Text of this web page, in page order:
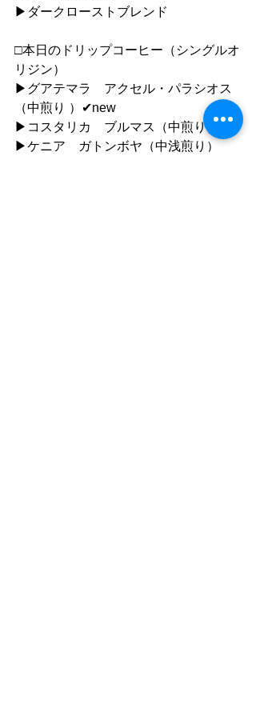
▶︎ダークローストブレンド
□本日のドリップコーヒー（シングルオ
リジン）
▶︎グアテマラ　アクセル・パラシオス
（中煎り ）✔︎new
▶︎コスタリカ　ブルマス（中煎り）
▶︎ケニア　ガトンボヤ（中浅煎り）